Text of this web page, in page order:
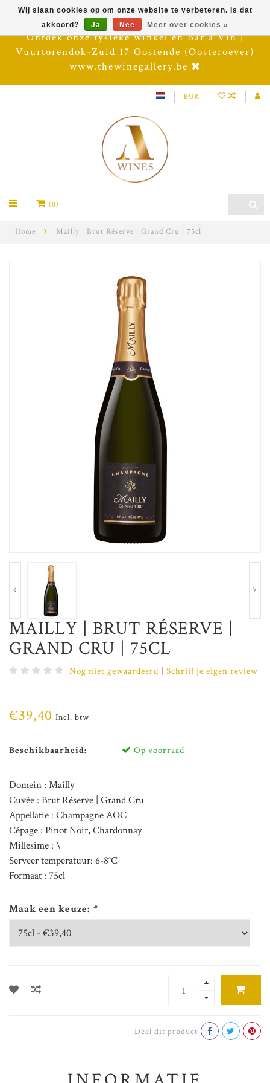
Ontdek onze fysieke winkel en Bar à Vin |
Vuurtorendok-Zuid 17 Oostende (Oosteroever)
www.thewinegallery.be
EUR
(0)
Home Mailly | Brut Réserve | Grand Cru | 75cl
MAILLY | BRUT RÉSERVE |
GRAND CRU | 75CL
Nog niet gewaardeerd | Schrijf je eigen review
€39,40 Incl. btw
Beschikbaarheid: Op voorraad
Domein : Mailly
Cuvée : Brut Réserve | Grand Cru
Appellatie : Champagne AOC
Cépage : Pinot Noir, Chardonnay
Millesime : \
Serveer temperatuur: 6-8°C
Formaat : 75cl
Maak een keuze: *
Deel dit product
Wij slaan cookies op om onze website te verbeteren. Is dat
akkoord?
Ja Nee Meer over cookies »